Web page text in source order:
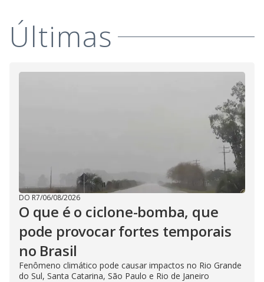
i
d
o
Últimas
DO R7/06/08/2026
O que é o ciclone-bomba, que
pode provocar fortes temporais
no Brasil
Fenômeno climático pode causar impactos no Rio Grande
do Sul, Santa Catarina, São Paulo e Rio de Janeiro